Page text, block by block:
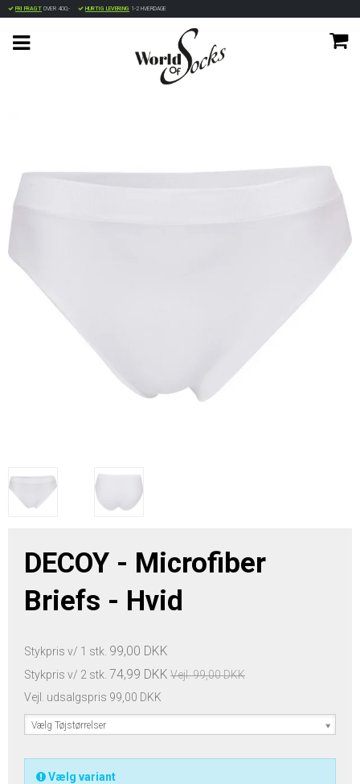
FRI FRAGT OVER 400,- HURTIG LEVERING 1-2 HVERDAGE
DECOY - Microfiber
Briefs - Hvid
Stykpris v/ 1 stk. 99,00 DKK
Stykpris v/ 2 stk. 74,99 DKK Vejl. 99,00 DKK
Vejl. udsalgspris 99,00 DKK
Vælg Tøjstørrelser
Vælg variant